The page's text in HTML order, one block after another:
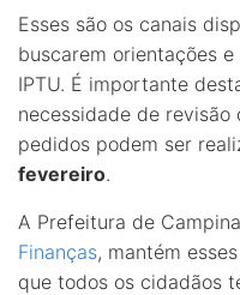
Esses são os canais
buscarem orientações
IPTU. É importante
necessidade de
pedidos podem ser
fevereiro.
A Prefeitura de
Finanças, mantém
que todos os cidadãos